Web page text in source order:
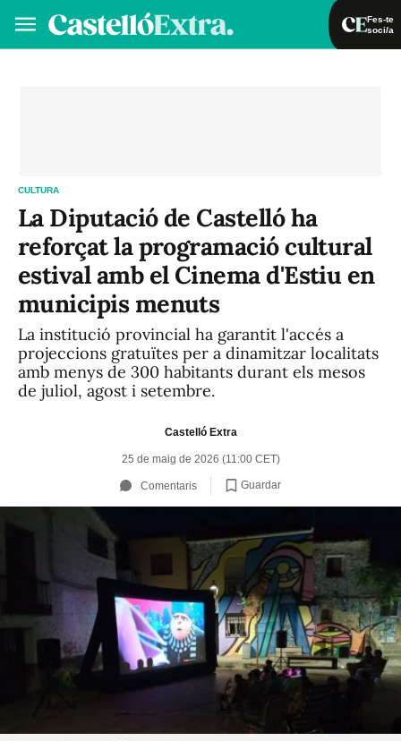
Fes-te
soci/a
CULTURA
La Diputació de Castelló ha
reforçat la programació cultural
estival amb el Cinema d'Estiu en
municipis menuts
La institució provincial ha garantit l'accés a
projeccions gratuïtes per a dinamitzar localitats
amb menys de 300 habitants durant els mesos
de juliol, agost i setembre.
Castelló Extra
25 de maig de 2026 (11:00 CET)
Comentaris Guardar